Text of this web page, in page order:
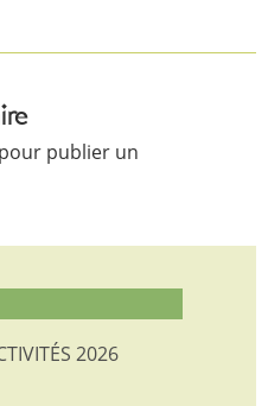
pour publier un
2026